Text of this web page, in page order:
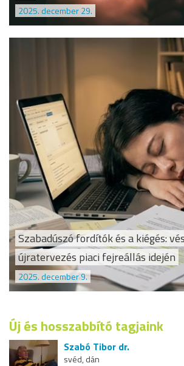
2025. december 29.
Szabadúszó fordítók és a kiégés:
újratervezés piaci fejreállás idején
2025. december 9.
Új és hosszabbító tagjaink
Szabó Tibor dr.
svéd, dán